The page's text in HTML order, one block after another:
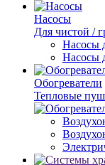
Насосы
Для чистой /
Насосы
Насосы
Обогреватели
Тепловые